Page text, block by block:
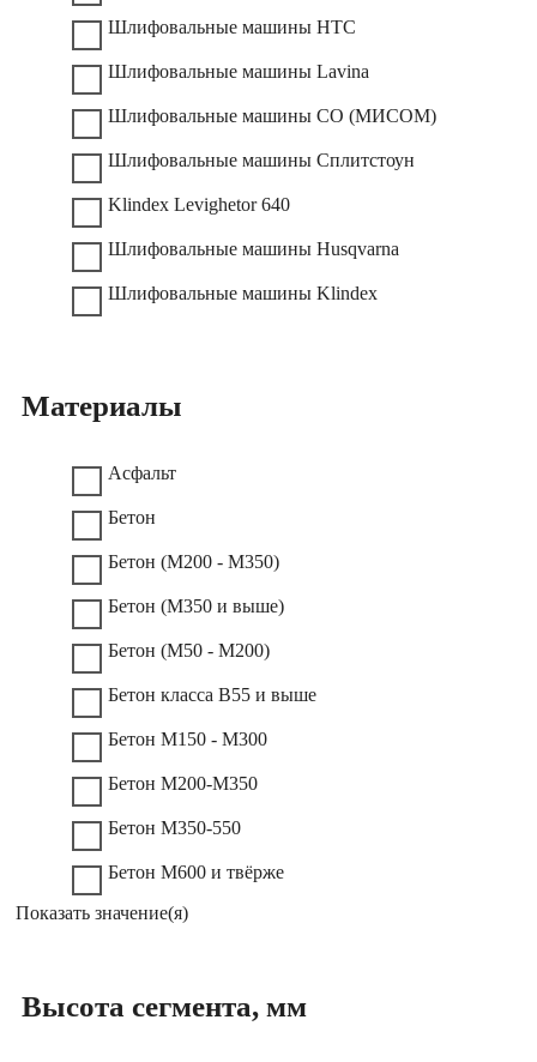
Шлифовальные машины HTC
Шлифовальные машины Lavina
Шлифовальные машины СО (МИСОМ)
Шлифовальные машины Сплитстоун
Klindex Levighetor 640
Шлифовальные машины Husqvarna
Шлифовальные машины Klindex
Материалы
Асфальт
Бетон
Бетон (М200 - М350)
Бетон (М350 и выше)
Бетон (М50 - М200)
Бетон класса В55 и выше
Бетон М150 - М300
Бетон М200-М350
Бетон М350-550
Бетон М600 и твёрже
Показать значение(я)
Высота сегмента, мм